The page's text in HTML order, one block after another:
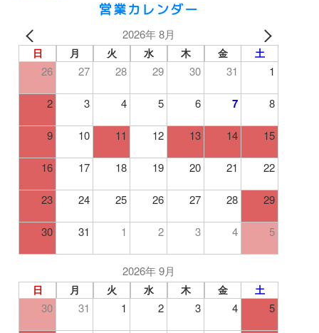
営業カレンダー
2026年 8月
日 月 火 水 木 金 土
26 27 28 29 30 31 1
2 3 4 5 6 7 8
9 10 11 12 13 14 15
16 17 18 19 20 21 22
23 24 25 26 27 28 29
30 31 1 2 3 4 5
2026年 9月
日 月 火 水 木 金 土
30 31 1 2 3 4 5